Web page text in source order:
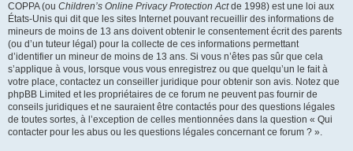
COPPA (ou Children’s Online Privacy Protection Actde 1998) est une loi aux
États-Unis qui dit que les sites Internet pouvant recueillir des informations de
mineurs de moins de 13 ans doivent obtenir le consentement écrit des parents
(ou d’un tuteur légal) pour la collecte de ces informations permettant
d’identifier un mineur de moins de 13 ans. Si vous n’êtes pas sûr que cela
s’applique à vous, lorsque vous vous enregistrez ou que quelqu’un le fait à
votre place, contactez un conseiller juridique pour obtenir son avis. Notez que
phpBB Limited et les propriétaires de ce forum ne peuvent pas fournir de
conseils juridiques et ne sauraient être contactés pour des questions légales
de toutes sortes, à l’exception de celles mentionnées dans la question « Qui
contacter pour les abus ou les questions légales concernant ce forum ? ».